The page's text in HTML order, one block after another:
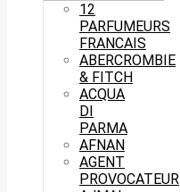
12
PARFUMEURS
FRANCAIS
ABERCROMBIE
& FITCH
ACQUA
DI
PARMA
AFNAN
AGENT
PROVOCATEUR